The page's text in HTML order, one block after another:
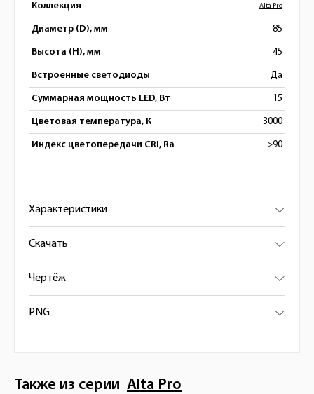
Коллекция Alta Pro
Диаметр (D), мм 85
Высота (H), мм 45
Встроенные светодиоды Да
Суммарная мощность LED, Вт 15
Цветовая температура, К 3000
Индекс цветопередачи CRI, Ra >90
Характеристики
Скачать
Чертёж
PNG
Также из серии Alta Pro